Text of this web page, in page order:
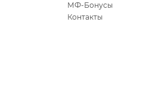
МФ-Бонусы
Контакты